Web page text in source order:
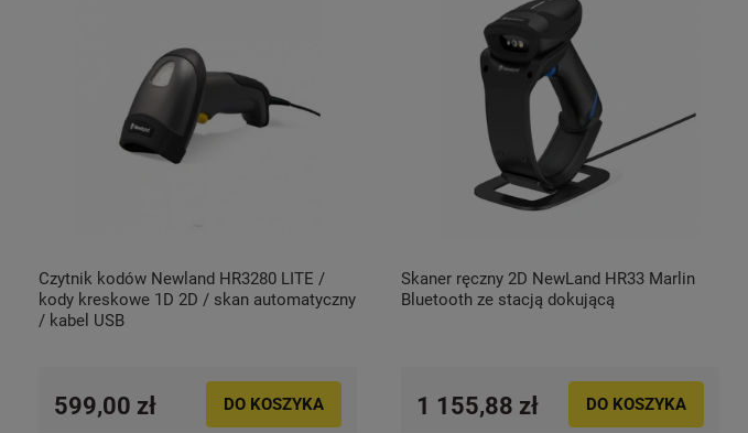
Czytnik kodów Newland HR3280 LITE /
kody kreskowe 1D 2D / skan automatyczny
/ kabel USB
599,00 zł DO KOSZYKA
Skaner ręczny 2D NewLand HR33 Marlin
Bluetooth ze stacją dokującą
1 155,88 zł DO KOSZYKA